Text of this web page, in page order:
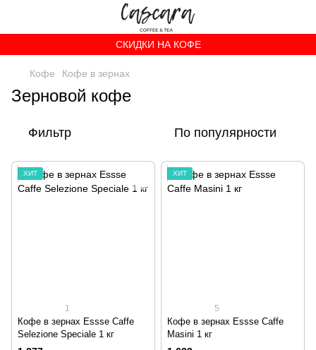
СКИДКИ НА КОФЕ
Кофе Кофе в зернах
Зерновой кофе
Фильтр По популярности
ХИТ
1
Кофе в зернах Essse Caffe
Selezione Speciale 1 кг
ХИТ
5
Кофе в зернах Essse Caffe
Masini 1 кг